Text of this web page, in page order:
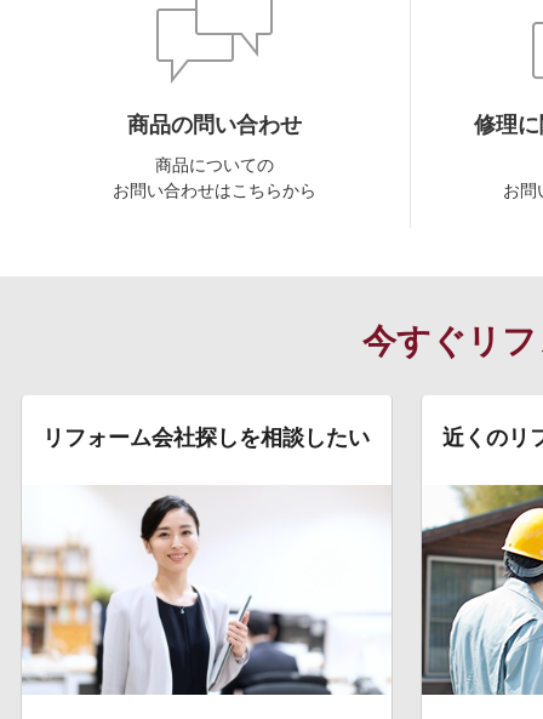
商品の問い合わせ
商品についての
お問い合わせはこちらから
修理
お問
今すぐリ
リフォーム会社探しを相談したい 近くのリ